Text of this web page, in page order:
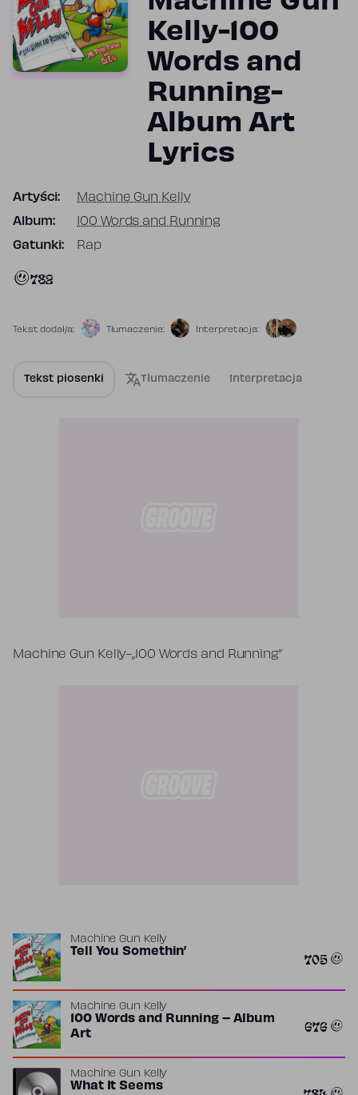
Kelly-100
Words and
Running-
Album Art
Lyrics
Artyści: Machine Gun Kelly
Album: 100 Words and Running
Gatunki: Rap
782
Tekst dodał/a: Tłumaczenie: Interpretacja:
Tekst piosenki Tłumaczenie Interpretacja
Tekst piosenki
Machine Gun Kelly-„100 Words and Running”
Machine Gun Kelly
Tell You Somethin’ 705
Machine Gun Kelly
100 Words and Running – Album
Art
676
Machine Gun Kelly
What It Seems